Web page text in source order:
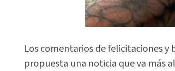
Los comentarios de felicitaciones y
propuesta una noticia que va más